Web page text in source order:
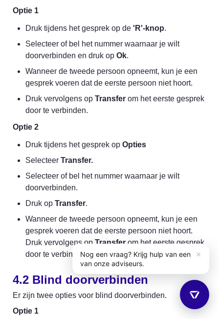
Optie 1
Druk tijdens het gesprek op de 'R'-knop.
Selecteer of bel het nummer waarnaar je wilt
doorverbinden en druk op Ok.
Wanneer de tweede persoon opneemt, kun je een
gesprek voeren dat de eerste persoon niet hoort.
Druk vervolgens op Transfer om het eerste gesprek
Optie 2
Druk tijdens het gesprek op Opties
Selecteer Transfer.
Selecteer of bel het nummer waarnaar je wilt
doorverbinden.
Druk op Transfer.
Wanneer de tweede persoon opneemt, kun je een
gesprek voeren dat de eerste persoon niet hoort.
Druk vervolgens op Transfer om het eerste gesprek
door te verbinden.
4.2 Blind doorverbinden
Er zijn twee opties voor blind doorverbinden.
Optie 1